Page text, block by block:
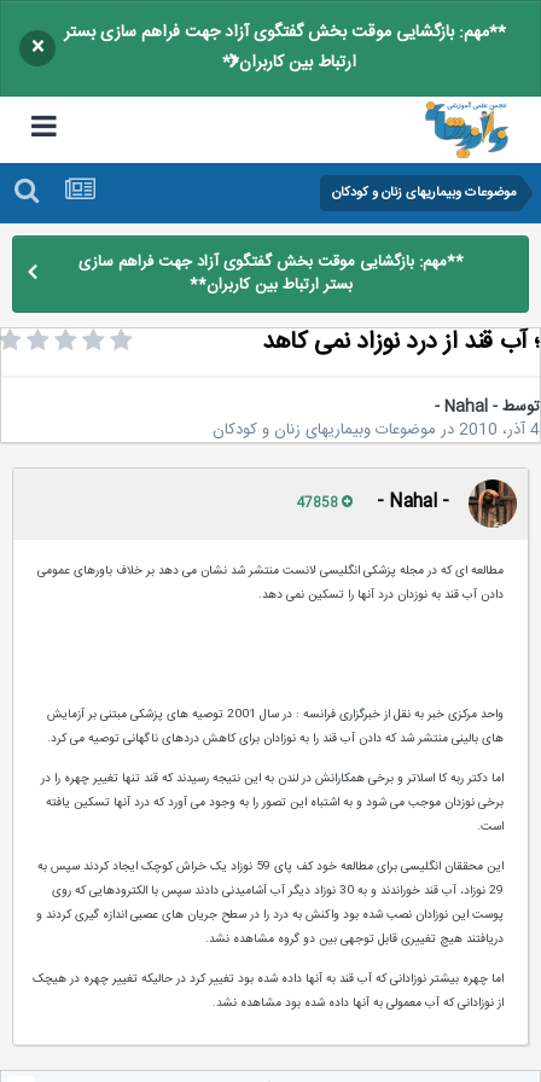
**مهم: بازگشایی موقت بخش گفتگوی آزاد جهت فراهم سازی بستر
ارتباط بین کاربران**
×
موضوعات وبیماریهای زنان و کودکان
**مهم: بازگشایی موقت بخش گفتگوی آزاد جهت فراهم سازی
بستر ارتباط بین کاربران**
قند از درد نوزاد نمی کاهد
- Nahal -
درموضوعات وبیماریهای زنان و کودکان
مطالعه ای که در مجله پزشکی انگلیسی لانست منتشر شد نشان می دهد بر خلاف باورهای عمومی
دادن آب قند به نوزدان درد آنها را تسکین نمی دهد.
واحد مرکزی خبر به نقل از خبرگزاری فرانسه : در سال 2001 توصیه های پزشکی مبتنی بر آزمایش
های بالینی منتشر شد که دادن آب قند را به نوزادان برای کاهش دردهای ناگهانی توصیه می کرد.
اما دکتر ربه کا اسلاتر و برخی همکارانش در لندن به این نتیجه رسیدند که قند تنها تغییر چهره را در
برخی نوزدان موجب می شود و به اشتباه این تصور را به وجود می آورد که درد آنها تسکین یافته
است.
این محققان انگلیسی برای مطالعه خود کف پای 59 نوزاد یک خراش کوچک ایجاد کردند سپس به
29 نوزاد، آب قند خوراندند و به 30 نوزاد دیگر آب آشامیدنی دادند سپس با الکترودهایی که روی
پوست این نوزادان نصب شده بود واکنش به درد را در سطح جریان های عصبی اندازه گیری کردند و
دریافتند هیچ تغییری قابل توجهی بین دو گروه مشاهده نشد.
اما چهره بیشتر نوزادانی که آب قند به آنها داده شده بود تغییر کرد در حالیکه تغییر چهره در هیچک
از نوزادانی که آب معمولی به آنها داده شده بود مشاهده نشد.